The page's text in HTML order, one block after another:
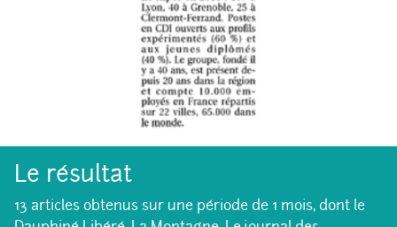
Le résultat
13 articles obtenus sur une période de 1 mois, dont le